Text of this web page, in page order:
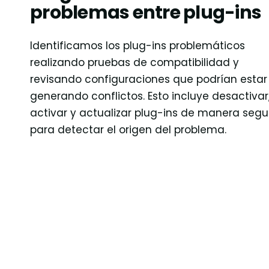
problemas entre plug-ins
Identificamos los plug-ins problemáticos
realizando pruebas de compatibilidad y
revisando configuraciones que podrían estar
generando conflictos. Esto incluye
activar y actualizar plug-ins de manera
para detectar el origen del problema.